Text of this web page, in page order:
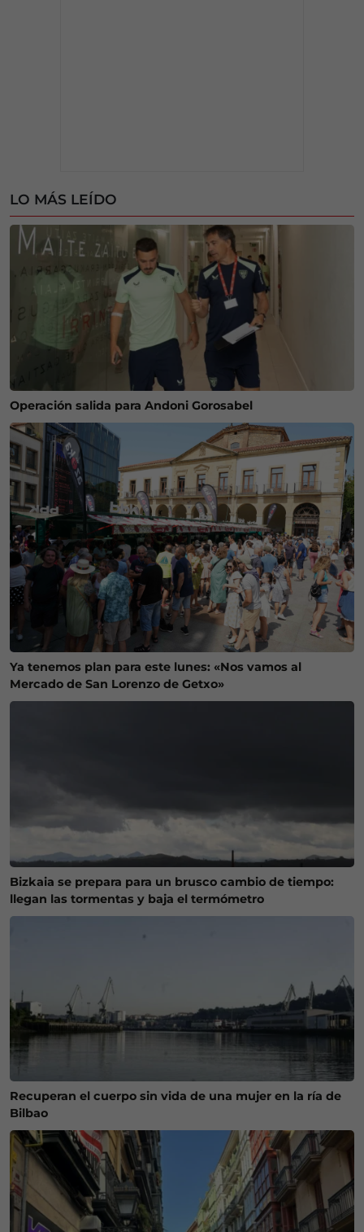
LO MÁS LEÍDO
Operación salida para Andoni Gorosabel
Ya tenemos plan para este lunes: «Nos vamos al
Mercado de San Lorenzo de Getxo»
Bizkaia se prepara para un brusco cambio de tiempo:
llegan las tormentas y baja el termómetro
Recuperan el cuerpo sin vida de una mujer en la ría de
Bilbao